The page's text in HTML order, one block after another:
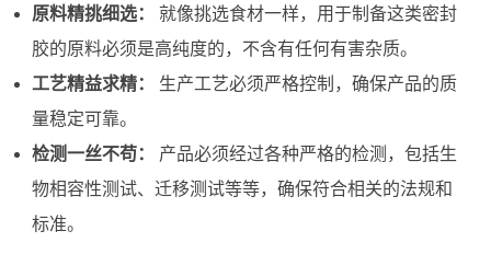
原料精挑细选：
就像挑选食材一样，用于制备这类密封
胶的原料必须是高纯度的，不含有任何有害杂质。
工艺精益求精：
生产工艺必须严格控制，确保产品的质
量稳定可靠。
检测一丝不苟：
产品必须经过各种严格的检测，包括生
物相容性测试、迁移测试等等，确保符合相关的法规和
标准。